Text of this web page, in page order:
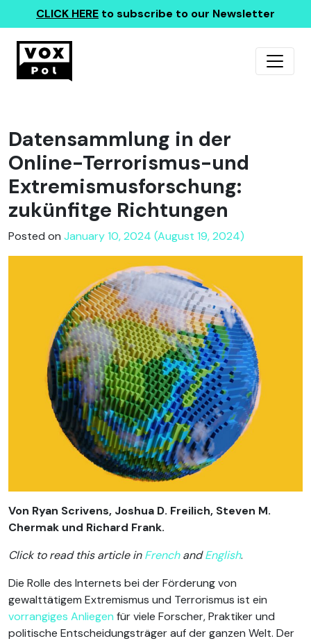
CLICK HERE to subscribe to our Newsletter
Datensammlung in der
Online-Terrorismus-und
Extremismusforschung:
zukünfitge Richtungen
Posted on January 10, 2024 (August 19, 2024)
Von Ryan Scrivens, Joshua D. Freilich, Steven M.
Chermak und Richard Frank.
Click to read this article inFrench andEnglish.
Die Rolle des Internets bei der Förderung von
gewalttätigem Extremismus und Terrorismus ist ein
vorrangiges Anliegen für viele Forscher, Praktiker und
politische Entscheidungsträger auf der ganzen Welt. Der